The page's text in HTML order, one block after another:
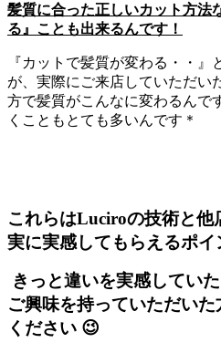
髪質に合った正しいカット方法
る』ことも出来るんです！
『カットで髪質が変わる・・
が、実際にご来店していただい
方で髪質がこんなに変わるんで
くこともとても多いんです＊
これらはLuciroの技術と他
実に実感してもらえるポイ
きっと違いを実感してい
ご興味を持っていただい
ください 😉